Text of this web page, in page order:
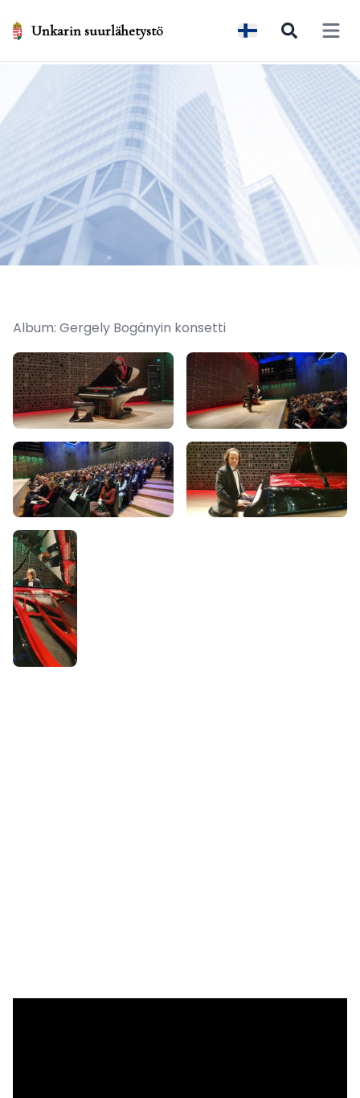
Unkarin suurlähetystö Open
Album: Gergely Bogányin konsetti